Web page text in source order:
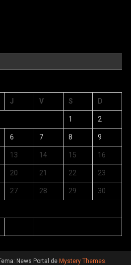
J V S D
1 2
6 7 8 9
13 14 15 16
20 21 22 23
27 28 29 30
News Portal de Mystery Themes